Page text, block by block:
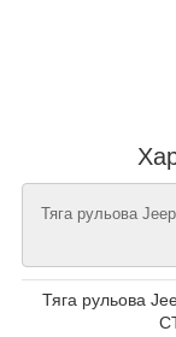
Тяга рульова
Тяга рульова